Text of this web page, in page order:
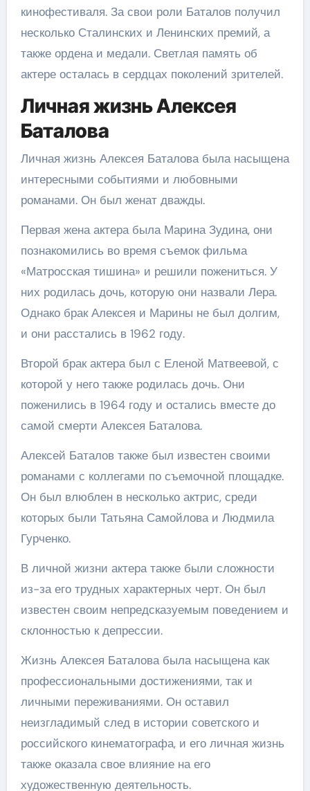
кинофестиваля. За свои роли Баталов получил
несколько Сталинских и Ленинских премий, а
также ордена и медали. Светлая память об
актере осталась в сердцах поколений зрителей.
Личная жизнь Алексея
Баталова
Личная жизнь Алексея Баталова была насыщена
интересными событиями и любовными
романами. Он был женат дважды.
Первая жена актера была Марина Зудина, они
познакомились во время съемок фильма
«Матросская тишина» и решили пожениться. У
них родилась дочь, которую они назвали Лера.
Однако брак Алексея и Марины не был долгим,
и они расстались в 1962 году.
Второй брак актера был с Еленой Матвеевой, с
которой у него также родилась дочь. Они
поженились в 1964 году и остались вместе до
самой смерти Алексея Баталова.
Алексей Баталов также был известен своими
романами с коллегами по съемочной площадке.
Он был влюблен в несколько актрис, среди
которых были Татьяна Самойлова и Людмила
Гурченко.
В личной жизни актера также были сложности
из-за его трудных характерных черт. Он был
известен своим непредсказуемым поведением и
склонностью к депрессии.
Жизнь Алексея Баталова была насыщена как
профессиональными достижениями, так и
личными переживаниями. Он оставил
неизгладимый след в истории советского и
российского кинематографа, и его личная жизнь
также оказала свое влияние на его
художественную деятельность.